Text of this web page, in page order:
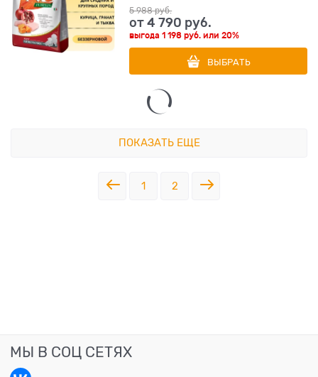
5 988 руб.
от4 790 руб.
выгода1 198 руб. или20%
ВЫБРАТЬ
ПОКАЗАТЬ ЕЩЕ
1 2
МЫ В СОЦ СЕТЯХ